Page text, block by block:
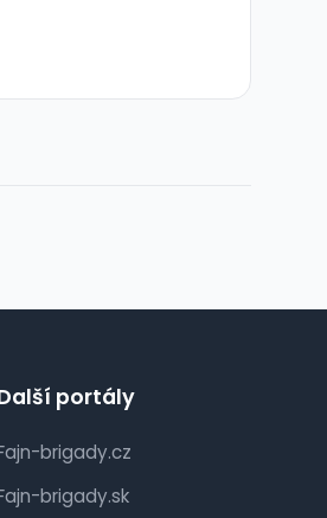
portály
brigady.cz
brigady.sk